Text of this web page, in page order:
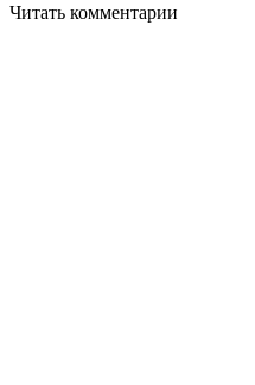
Читать комментарии